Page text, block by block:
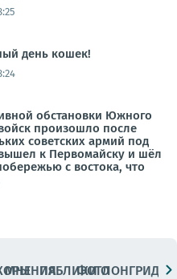
день кошек!
обстановки Южного
произошло после
советских армий под
к Первомайску и шёл
с востока, что
МНЕНИЯПАБЛИКИ
ФОТОЛОНГРИДЫ